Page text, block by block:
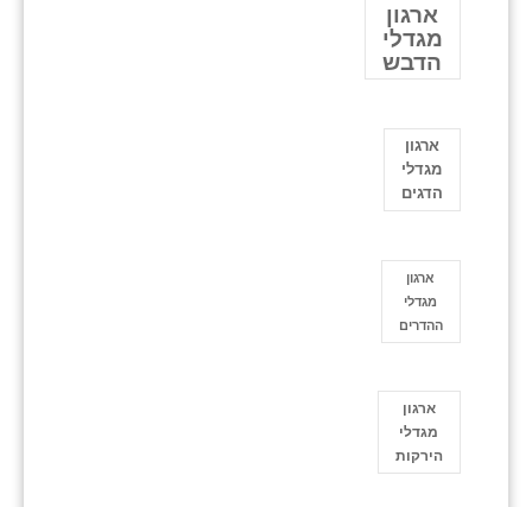
ארגון
מגדלי
הדבש
ארגון
מגדלי
הדגים
ארגון
מגדלי
ההדרים
ארגון
מגדלי
הירקות